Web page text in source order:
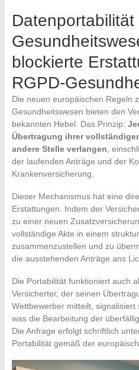
Datenportabilität
blockierte
RGPD-
Die neuen europäischen Regeln
Gesundheitswesen bieten den
bekannten Hebel. Das Prinzip:
Übertragung ihrer
andere Stelle verlangen ,
der laufenden Anträge und der
Krankenversicherung.
Dieser Mechanismus hat eine
Erstattungen. Indem der
zu einer neuen
vollständige Akte in einem
zusammenzustellen und zu
die ausstehenden Anträge ans
Die Portabilität funktioniert auch
Versicherter, der seinen
Wettbewerber mitteilt, signalisiert
was die Bearbeitung der
Die Anfrage erfolgt schriftlich
Portabilität gemäß der